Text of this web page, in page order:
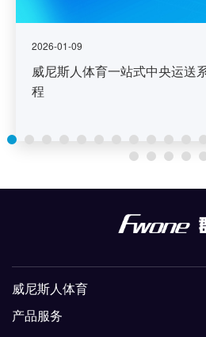
2026-01-09
威尼斯人体育一站式中央运送
程
威尼斯人体育
产品服务